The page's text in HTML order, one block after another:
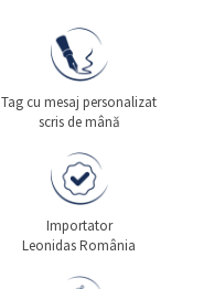
Tag cu mesaj personalizat
scris de mână
Importator
Leonidas România